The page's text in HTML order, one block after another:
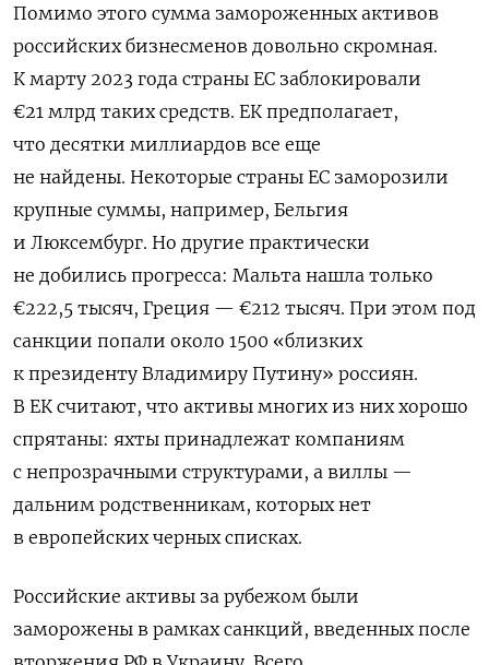
Помимо этого сумма замороженных активов
российских бизнесменов довольно скромная.
К марту 2023 года страны ЕС заблокировали
€21 млрд таких средств. ЕК предполагает,
что десятки миллиардов все еще
не найдены. Некоторые страны ЕС заморозили
крупные суммы, например, Бельгия
и Люксембург. Но другие практически
не добились прогресса: Мальта нашла только
€222,5 тысяч, Греция — €212 тысяч. При этом под
санкции попали около 1500 «близких
к президенту Владимиру Путину» россиян.
В ЕК считают, что активы многих из них хорошо
спрятаны: яхты принадлежат компаниям
с непрозрачными структурами, а виллы —
дальним родственникам, которых нет
в европейских черных списках.
Российские активы за рубежом были
заморожены в рамках санкций, введенных после